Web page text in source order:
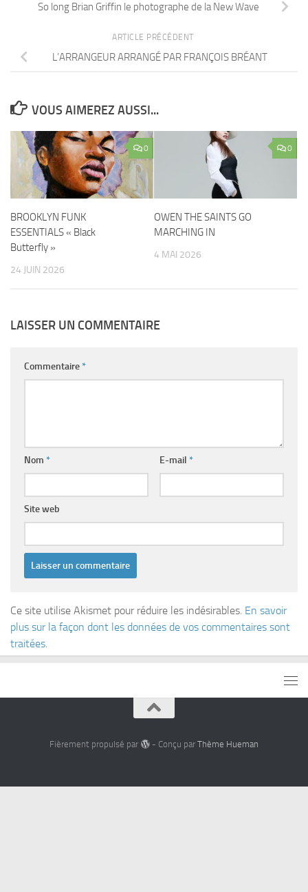
So long Brian Griffin le photographe de la New Wave
ARTICLE PRÉCÉDENT
L’ARRANGEUR ARRANGÉ PAR FRANÇOIS BRÉANT
VOUS AIMEREZ AUSSI...
0
BROOKLYN FUNK
ESSENTIALS « Black
Butterfly »
24 JUIN 2026
0
OWEN THE SAINTS GO
MARCHING IN
4 MAI 2026
LAISSER UN COMMENTAIRE
Commentaire*
Nom * E-mail *
Site web
Ce site utilise Akismet pour réduire les indésirables. En savoir
plus sur la façon dont les données de vos commentaires sont
traitées.
Fièrement propulsé par - Conçu par Thème Hueman